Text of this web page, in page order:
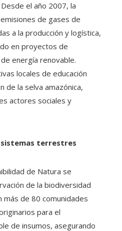
el año 2007, la
de gases de
a la producción y logística,
en proyectos de
energía renovable.
locales de educación
de la selva amazónica,
actores sociales y
terrestres
de Natura se
de la biodiversidad
más de 80 comunidades
para el
de insumos, asegurando